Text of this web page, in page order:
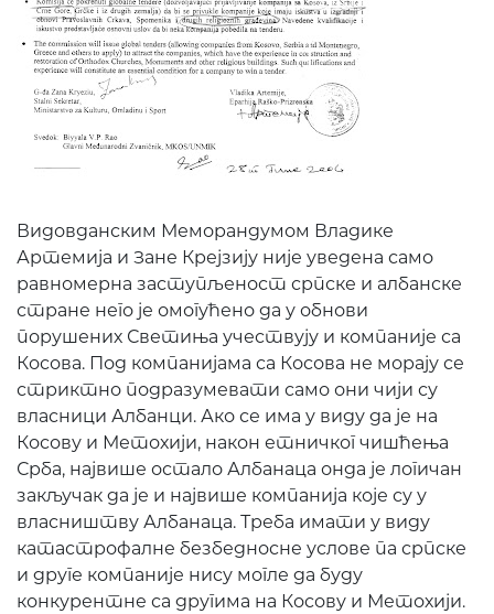
Видовданским Меморандумом Владике
Артемија и Зане Крејзију није уведена само
равномерна заступљеност српске и албанске
стране него је омогућено да у обнови
порушених Светиња учествују и компаније са
Косова. Под компанијама са Косова не морају се
стриктно подразумевати само они чији су
власници Албанци. Ако се има у виду да је на
Косову и Метохији, након етничког чишћења
Срба, највише остало Албанаца онда је логичан
закључак да је и највише компанија које су у
власништву Албанаца. Треба имати у виду
катастрофалне безбедносне услове па српске
и друге компаније нису могле да буду
конкурентне са другима на Косову и Метохији.